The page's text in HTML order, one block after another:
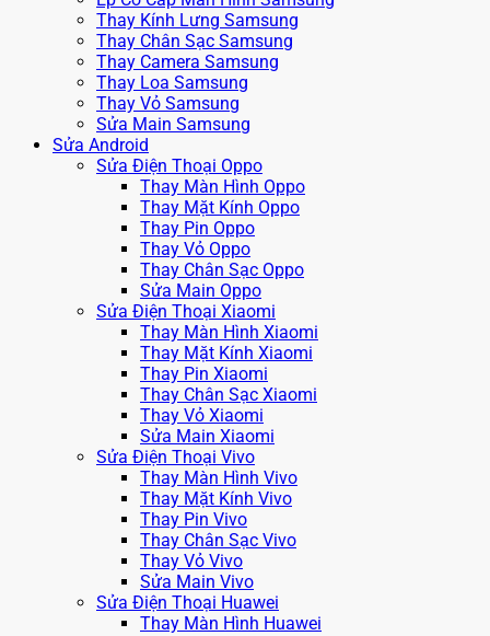
Thay Kính Lưng Samsung
Thay Chân Sạc Samsung
Thay Camera Samsung
Thay Loa Samsung
Thay Vỏ Samsung
Sửa Main Samsung
Sửa Android
Sửa Điện Thoại Oppo
Thay Màn Hình Oppo
Thay Mặt Kính Oppo
Thay Pin Oppo
Thay Vỏ Oppo
Thay Chân Sạc Oppo
Sửa Main Oppo
Sửa Điện Thoại Xiaomi
Thay Màn Hình Xiaomi
Thay Mặt Kính Xiaomi
Thay Pin Xiaomi
Thay Chân Sạc Xiaomi
Thay Vỏ Xiaomi
Sửa Main Xiaomi
Sửa Điện Thoại Vivo
Thay Màn Hình Vivo
Thay Mặt Kính Vivo
Thay Pin Vivo
Thay Chân Sạc Vivo
Thay Vỏ Vivo
Sửa Main Vivo
Sửa Điện Thoại Huawei
Thay Màn Hình Huawei